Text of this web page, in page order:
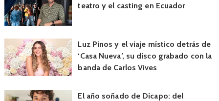
teatro y el casting en Ecuador
Luz Pinos y el viaje místico detrás de
‘Casa Nueva’, su disco grabado con la
banda de Carlos Vives
El año soñado de Dicapo: del